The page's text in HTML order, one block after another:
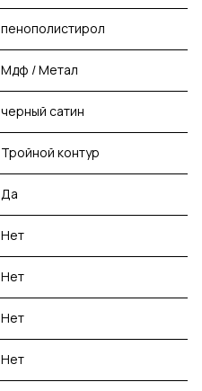
пенополистирол
Мдф / Метал
черный сатин
Тройной контур
Да
Нет
Нет
Нет
Нет